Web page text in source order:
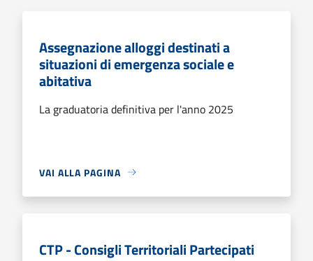
Assegnazione alloggi destinati a
situazioni di emergenza sociale e
abitativa
La graduatoria definitiva per l'anno 2025
VAI ALLA PAGINA
CTP - Consigli Territoriali Partecipati